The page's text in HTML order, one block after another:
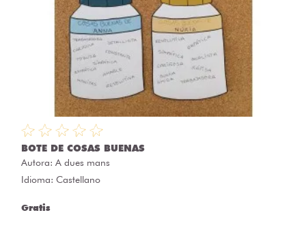
BOTE DE COSAS BUENAS
Autora: A dues mans
Idioma: Castellano
Gratis